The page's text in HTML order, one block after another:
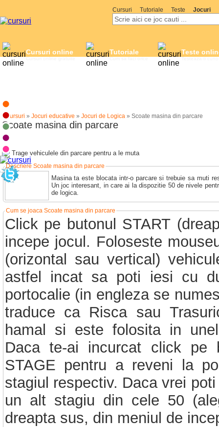
Cursuri Tutoriale Teste Jocuri
Cursuri online
Cursuri online gratuite
Tutoriale
Cum sa faci orice
Teste
Testeaza-ti
eCursuri » Jocuri educative » Jocuri de Logica» Scoate masina din parcare
Scoate masina din parcare
Trage vehiculele din parcare pentru a le muta
Descriere Scoate masina din parcare
Masina ta este blocata intr-o parcare si trebuie sa muti
Un joc interesant, in care ai la dispozitie 50 de nivele
de logica.
Cum se joaca Scoate masina din parcare
Click pe butonul START
incepe jocul. Foloseste
(orizontal sau vertical)
astfel incat sa poti iesi cu
portocalie (in engleza se
traduce ca Risca sau
hamal si este folosita in
Daca te-ai incurcat click pe
STAGE pentru a reveni la
stagiul respectiv. Daca vrei
un alt stagiu din cele 50
dreapta sus, din meniul de